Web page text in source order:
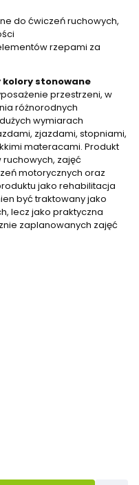
do ćwiczeń ruchowych,
rzepami za
kolory stonowane
przestrzeni, w
różnorodnych
wymiarach
zjazdami, stopniami,
materacami. Produkt
zajęć
motorycznych oraz
jako rehabilitacja
być traktowany jako
lecz jako praktyczna
zaplanowanych zajęć
ceną